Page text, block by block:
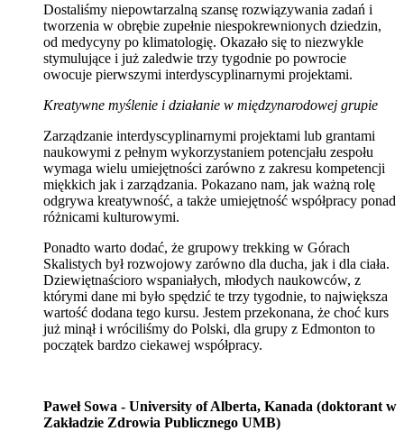
Dostaliśmy niepowtarzalną szansę rozwiązywania zadań i
tworzenia w obrębie zupełnie niespokrewnionych dziedzin,
od medycyny po klimatologię. Okazało się to niezwykle
stymulujące i już zaledwie trzy tygodnie po powrocie
owocuje pierwszymi interdyscyplinarnymi projektami.
Kreatywne myślenie i działanie w międzynarodowej grupie
Zarządzanie interdyscyplinarnymi projektami lub grantami
naukowymi z pełnym wykorzystaniem potencjału zespołu
wymaga wielu umiejętności zarówno z zakresu kompetencji
miękkich jak i zarządzania. Pokazano nam, jak ważną rolę
odgrywa kreatywność, a także umiejętność współpracy ponad
różnicami kulturowymi.
Ponadto warto dodać, że grupowy trekking w Górach
Skalistych był rozwojowy zarówno dla ducha, jak i dla ciała.
Dziewiętnaścioro wspaniałych, młodych naukowców, z
którymi dane mi było spędzić te trzy tygodnie, to największa
wartość dodana tego kursu. Jestem przekonana, że choć kurs
już minął i wróciliśmy do Polski, dla grupy z Edmonton to
początek bardzo ciekawej współpracy.
Paweł Sowa - University of Alberta, Kanada (doktorant w
Zakładzie Zdrowia Publicznego UMB)